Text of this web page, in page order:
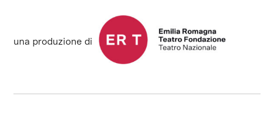
una produzione di